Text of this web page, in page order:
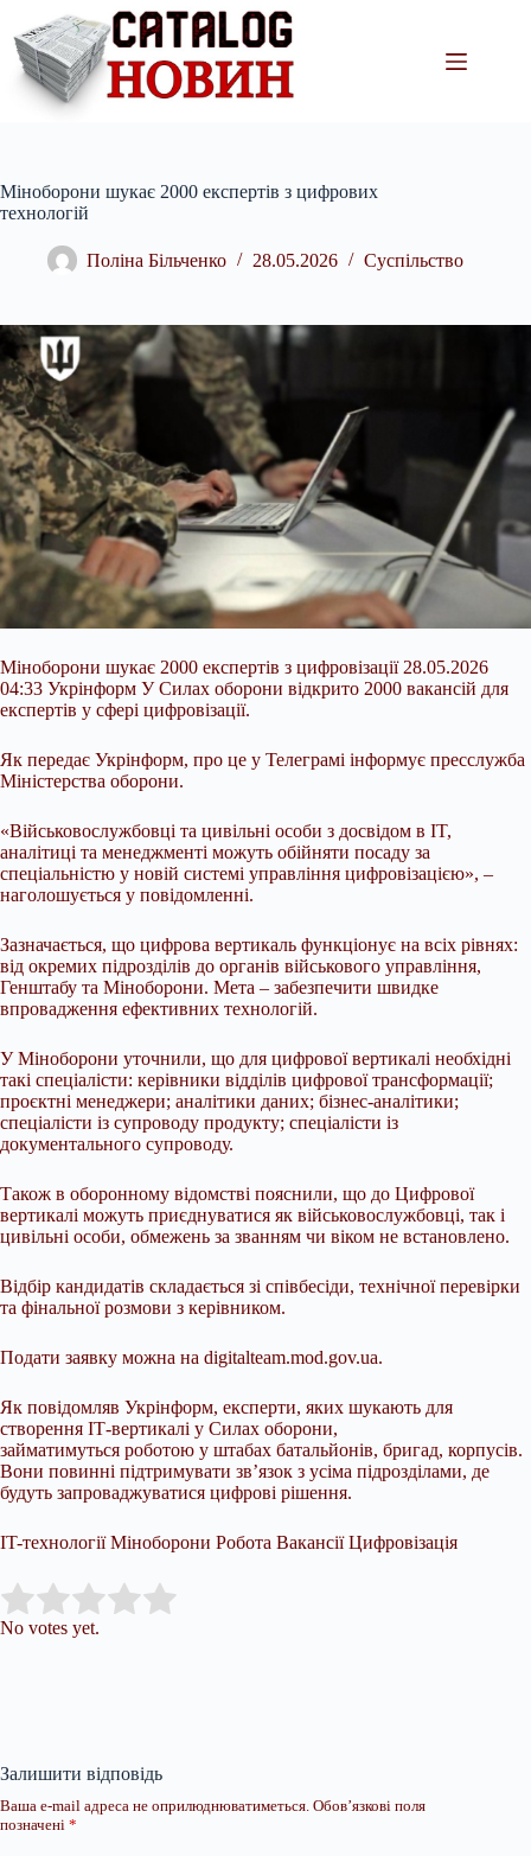
вмісту
Міноборони шукає 2000 експертів з цифрових
технологій
Поліна Більченко 28.05.2026 Суспільство
Міноборони шукає 2000 експертів з цифровізації 28.05.2026
04:33 Укрінформ У Силах оборони відкрито 2000 вакансій для
експертів у сфері цифровізації.
Як передає Укрінформ, про це у Телеграмі інформує пресслужба
Міністерства оборони.
«Військовослужбовці та цивільні особи з досвідом в IT,
аналітиці та менеджменті можуть обійняти посаду за
спеціальністю у новій системі управління цифровізацією», –
наголошується у повідомленні.
Зазначається, що цифрова вертикаль функціонує на всіх рівнях:
від окремих підрозділів до органів військового управління,
Генштабу та Міноборони. Мета – забезпечити швидке
впровадження ефективних технологій.
У Міноборони уточнили, що для цифрової вертикалі необхідні
такі спеціалісти: керівники відділів цифрової трансформації;
проєктні менеджери; аналітики даних; бізнес-аналітики;
спеціалісти із супроводу продукту; спеціалісти із
документального супроводу.
Також в оборонному відомстві пояснили, що до Цифрової
вертикалі можуть приєднуватися як військовослужбовці, так і
цивільні особи, обмежень за званням чи віком не встановлено.
Відбір кандидатів складається зі співбесіди, технічної перевірки
та фінальної розмови з керівником.
Подати заявку можна на digitalteam.mod.gov.ua.
Як повідомляв Укрінформ, експерти, яких шукають для
створення ІТ-вертикалі у Силах оборони,
займатимуться роботою у штабах батальйонів, бригад, корпусів.
Вони повинні підтримувати зв’язок з усіма підрозділами, де
будуть запроваджуватися цифрові рішення.
IT-технології Міноборони Робота Вакансії Цифровізація
Rate this item:
No votes yet.
Залишити відповідь
Ваша e-mail адреса не оприлюднюватиметься. Обов’язкові поля
позначені *